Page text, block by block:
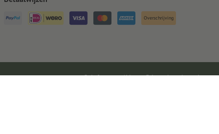
Overschrijving
Colofon AV Privacybescherming